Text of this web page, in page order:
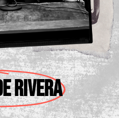
RIVERA